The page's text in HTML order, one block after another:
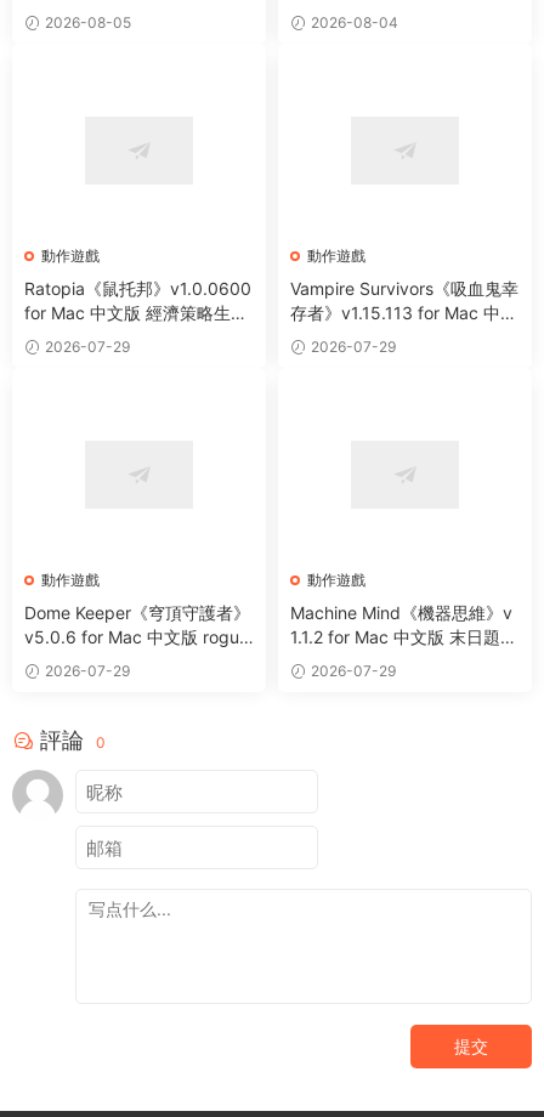
全新地下城類動作冒險遊戲
2026-08-05
肉鴿動作生存類遊戲
2026-08-04
動作遊戲
Ratopia《鼠托邦》v1.0.0600
for Mac 中文版 經濟策略生存
沙盒城市建設模拟遊戲
2026-07-29
動作遊戲
Vampire Survivors《吸血鬼幸
存者》v1.15.113 for Mac 中文
版 像素風動作冒險遊戲
2026-07-29
動作遊戲
Dome Keeper《穹頂守護者》
v5.0.6 for Mac 中文版 roguel
ike采礦休閑動作遊戲
2026-07-29
動作遊戲
Machine Mind《機器思維》v
1.1.2 for Mac 中文版 末日題材
動作遊戲
2026-07-29
評論 0
提交